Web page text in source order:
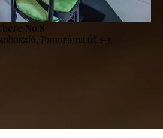
No.8
Panoráma út 1-3.